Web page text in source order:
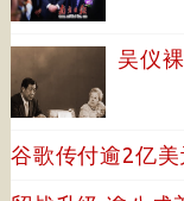
吴仪
谷歌传付逾2亿